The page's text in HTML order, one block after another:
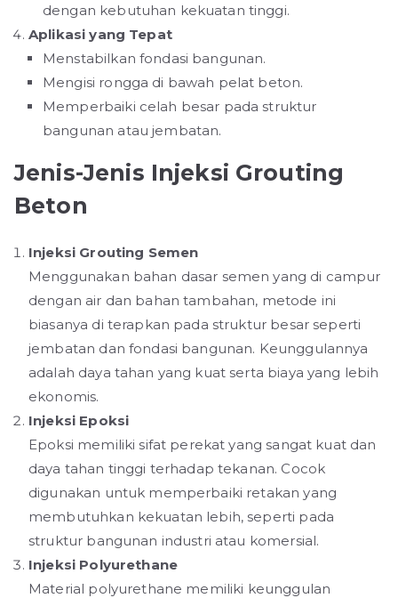
dengan kebutuhan kekuatan tinggi.
Aplikasi yang Tepat
Menstabilkan fondasi bangunan.
Mengisi rongga di bawah pelat beton.
Memperbaiki celah besar pada struktur
bangunan atau jembatan.
Jenis-Jenis Injeksi Grouting
Beton
Injeksi Grouting Semen
Menggunakan bahan dasar semen yang di campur
dengan air dan bahan tambahan, metode ini
biasanya di terapkan pada struktur besar seperti
jembatan dan fondasi bangunan. Keunggulannya
adalah daya tahan yang kuat serta biaya yang lebih
ekonomis.
Injeksi Epoksi
Epoksi memiliki sifat perekat yang sangat kuat dan
daya tahan tinggi terhadap tekanan. Cocok
digunakan untuk memperbaiki retakan yang
membutuhkan kekuatan lebih, seperti pada
struktur bangunan industri atau komersial.
Injeksi Polyurethane
Material polyurethane memiliki keunggulan